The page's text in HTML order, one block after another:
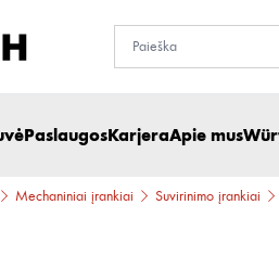
PaslaugosKarjeraApie mus
Mechaniniai įrankiai Suvirinimo įrankiai